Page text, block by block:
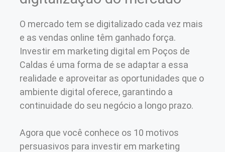
O mercado tem se digitalizado cada vez mais
e as vendas online têm ganhado força.
Investir em marketing digital em Poços de
Caldas é uma forma de se adaptar a essa
realidade e aproveitar as oportunidades que o
ambiente digital oferece, garantindo a
continuidade do seu negócio a longo prazo.
Agora que você conhece os 10 motivos
persuasivos para investir em marketing